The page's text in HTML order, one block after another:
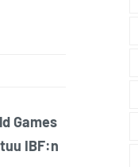
Games
IBF:n